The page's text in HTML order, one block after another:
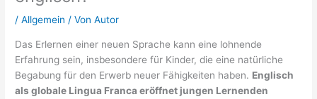
/Allgemein / VonAutor
Das Erlernen einer neuen Sprache kann eine lohnende
Erfahrung sein, insbesondere für Kinder, die eine natürliche
Begabung für den Erwerb neuer Fähigkeiten haben. Englisch
als globale Lingua Franca eröffnet jungen Lernenden